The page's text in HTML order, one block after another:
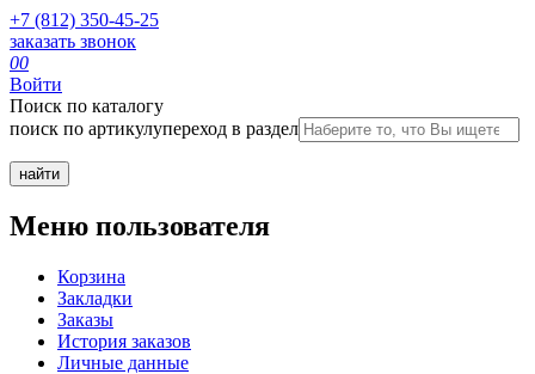
+7 (812) 350-45-25
заказать звонок
00
Войти
Поиск по каталогу
поиск по артикулупереход в раздел
Меню пользователя
Корзина
Закладки
Заказы
История заказов
Личные данные